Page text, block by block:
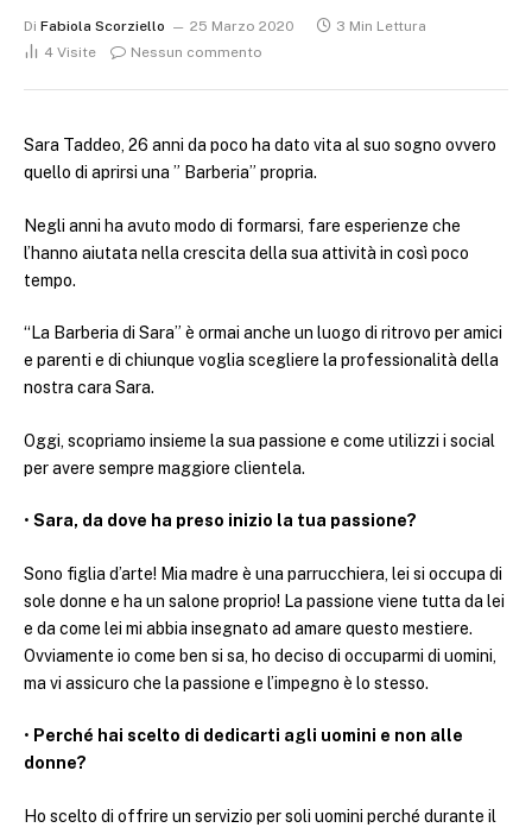
Di Fabiola Scorziello 25 Marzo 2020
3 Min Lettura
4 Visite Nessun commento
Sara Taddeo, 26 anni da poco ha dato vita al suo sogno ovvero
quello di aprirsi una ” Barberia” propria.
Negli anni ha avuto modo di formarsi, fare esperienze che
l’hanno aiutata nella crescita della sua attività in così poco
tempo.
“La Barberia di Sara” è ormai anche un luogo di ritrovo per amici
e parenti e di chiunque voglia scegliere la professionalità della
nostra cara Sara.
Oggi, scopriamo insieme la sua passione e come utilizzi i social
per avere sempre maggiore clientela.
• Sara, da dove ha preso inizio la tua passione?
Sono figlia d’arte! Mia madre è una parrucchiera, lei si occupa di
sole donne e ha un salone proprio! La passione viene tutta da lei
e da come lei mi abbia insegnato ad amare questo mestiere.
Ovviamente io come ben si sa, ho deciso di occuparmi di uomini,
ma vi assicuro che la passione e l’impegno è lo stesso.
• Perché hai scelto di dedicarti agli uomini e non alle
donne?
Ho scelto di offrire un servizio per soli uomini perché durante il